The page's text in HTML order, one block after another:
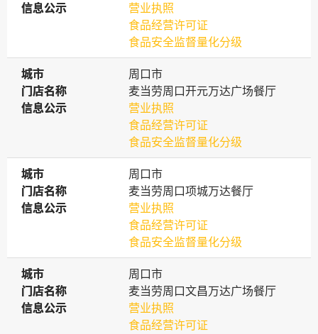
信息公示
信息公示
营业执照
食品经营许可证
食品安全监督量化分级
城市
城市
周口市
门店名称
门店名称
麦当劳周口开元万达广场餐厅
信息公示
信息公示
营业执照
食品经营许可证
食品安全监督量化分级
城市
城市
周口市
门店名称
门店名称
麦当劳周口项城万达餐厅
信息公示
信息公示
营业执照
食品经营许可证
食品安全监督量化分级
城市
城市
周口市
门店名称
门店名称
麦当劳周口文昌万达广场餐厅
信息公示
信息公示
营业执照
食品经营许可证